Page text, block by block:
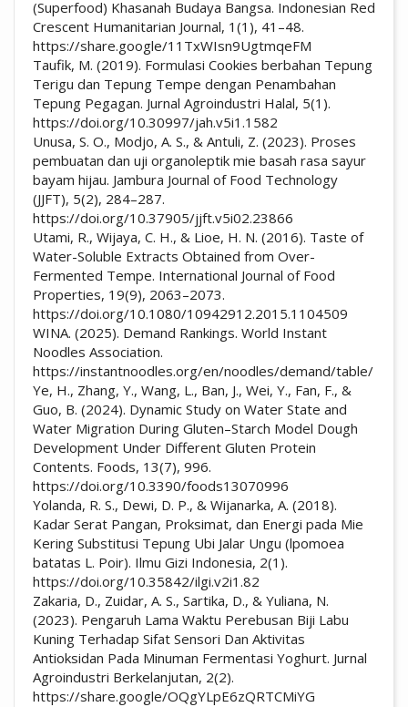
(Superfood) Khasanah Budaya Bangsa. Indonesian Red
Crescent Humanitarian Journal, 1(1), 41–48.
https://share.google/11TxWIsn9UgtmqeFM
Taufik, M. (2019). Formulasi Cookies berbahan Tepung
Terigu dan Tepung Tempe dengan Penambahan
Tepung Pegagan. Jurnal Agroindustri Halal, 5(1).
https://doi.org/10.30997/jah.v5i1.1582
Unusa, S. O., Modjo, A. S., & Antuli, Z. (2023). Proses
pembuatan dan uji organoleptik mie basah rasa sayur
bayam hijau. Jambura Journal of Food Technology
(JJFT), 5(2), 284–287.
https://doi.org/10.37905/jjft.v5i02.23866
Utami, R., Wijaya, C. H., & Lioe, H. N. (2016). Taste of
Water-Soluble Extracts Obtained from Over-
Fermented Tempe. International Journal of Food
Properties, 19(9), 2063–2073.
https://doi.org/10.1080/10942912.2015.1104509
WINA. (2025). Demand Rankings. World Instant
Noodles Association.
https://instantnoodles.org/en/noodles/demand/table/
Ye, H., Zhang, Y., Wang, L., Ban, J., Wei, Y., Fan, F., &
Guo, B. (2024). Dynamic Study on Water State and
Water Migration During Gluten–Starch Model Dough
Development Under Different Gluten Protein
Contents. Foods, 13(7), 996.
https://doi.org/10.3390/foods13070996
Yolanda, R. S., Dewi, D. P., & Wijanarka, A. (2018).
Kadar Serat Pangan, Proksimat, dan Energi pada Mie
Kering Substitusi Tepung Ubi Jalar Ungu (lpomoea
batatas L. Poir). Ilmu Gizi Indonesia, 2(1).
https://doi.org/10.35842/ilgi.v2i1.82
Zakaria, D., Zuidar, A. S., Sartika, D., & Yuliana, N.
(2023). Pengaruh Lama Waktu Perebusan Biji Labu
Kuning Terhadap Sifat Sensori Dan Aktivitas
Antioksidan Pada Minuman Fermentasi Yoghurt. Jurnal
Agroindustri Berkelanjutan, 2(2).
https://share.google/OQgYLpE6zQRTCMiYG